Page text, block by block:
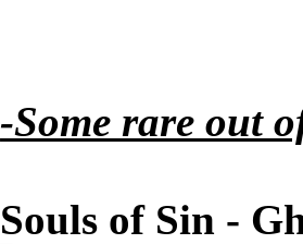
-Some rare out
Souls of Sin -